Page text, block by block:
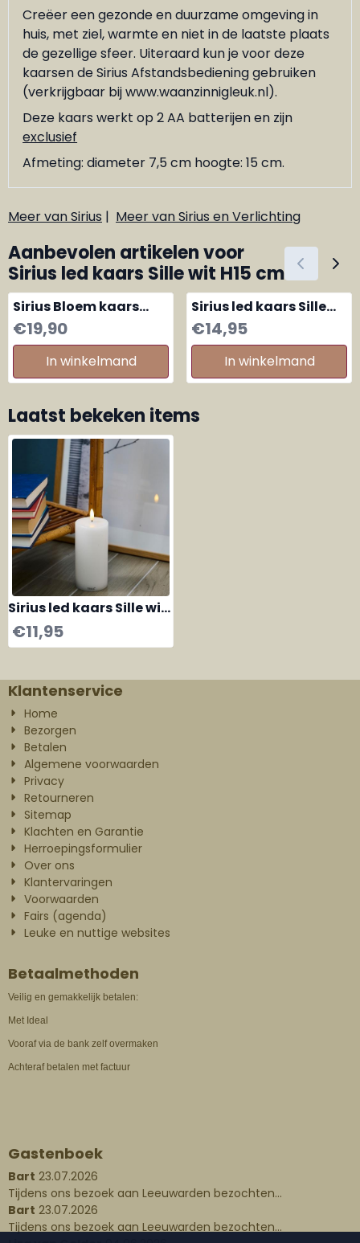
Creëer een gezonde en duurzame omgeving in
huis, met ziel, warmte en niet in de laatste plaats
de gezellige sfeer. Uiteraard kun je voor deze
kaarsen deSirius Afstandsbedieninggebruiken
(verkrijgbaar bij www.waanzinnigleuk.nl).
Deze kaars werkt op 2 AA batterijen en zijn
exclusief
Afmeting: diameter 7,5 cm hoogte: 15 cm.
Meer van Sirius | Meer van Sirius en Verlichting
Aanbevolen artikelen voor
Sirius led kaars Sille wit H15 cm
Sirius Bloem kaars
Rosita roze, set van 2
Prijs: 19,90
€19,90
In winkelmand
Sirius led kaars Sille
wit H20 cm
Prijs: 14,95
€14,95
In winkelmand
Laatst bekeken items
Sirius led kaars Sille wit
H15 cm
€11,95
Klantenservice
Home
Bezorgen
Betalen
Algemene voorwaarden
Privacy
Retourneren
Sitemap
Klachten en Garantie
Herroepingsformulier
Over ons
Klantervaringen
Voorwaarden
Fairs (agenda)
Leuke en nuttige websites
Betaalmethoden
Veilig en gemakkelijk betalen:
Met Ideal
Vooraf via de bank zelf overmaken
Achteraf betalen met factuur
Gastenboek
Bart 23.07.2026
Tijdens ons bezoek aan Leeuwarden bezochten...
Bart 23.07.2026
Tijdens ons bezoek aan Leeuwarden bezochten...